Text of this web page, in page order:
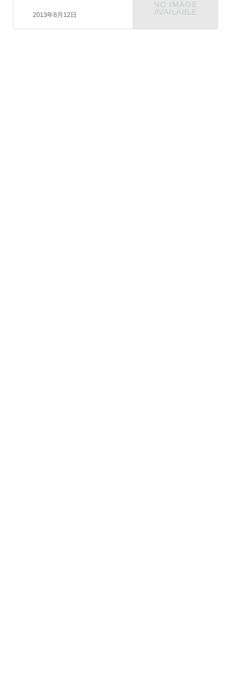
2013年8月12日